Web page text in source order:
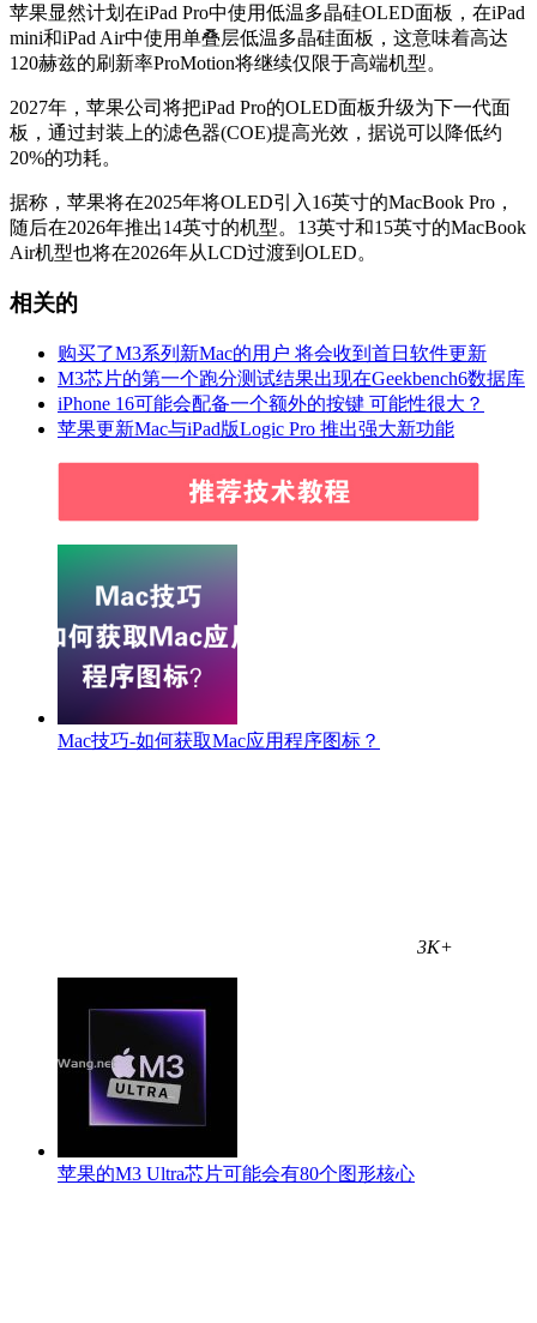
苹果显然计划在‌iPad Pro‌中使用低温多晶硅OLED面板，在‌iPad
mini‌和‌iPad Air‌中使用单叠层低温多晶硅面板，这意味着高达
120赫兹的刷新率ProMotion将继续仅限于高端机型。
2027年，苹果公司将把‌iPad Pro‌的OLED面板升级为下一代面
板，通过封装上的滤色器(COE)提高光效，据说可以降低约
20%的功耗。
据称，苹果将在2025年将OLED引入16英寸的MacBook Pro，
随后在2026年推出14英寸的机型。13英寸和15英寸的MacBook
Air机型也将在2026年从LCD过渡到OLED。
相关的
购买了M3系列新Mac的用户 将会收到首日软件更新
M3芯片的第一个跑分测试结果出现在Geekbench6数据库
iPhone 16可能会配备一个额外的按键 可能性很大？
苹果更新Mac与iPad版Logic Pro 推出强大新功能
Mac技巧-如何获取Mac应用程序图标？
3K+
苹果的M3 Ultra芯片可能会有80个图形核心